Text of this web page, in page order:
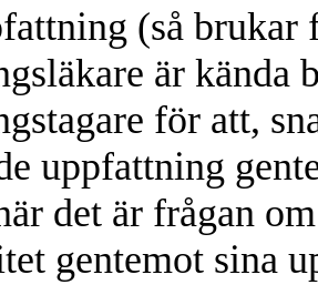
(så brukar
är kända
för att,
uppfattning
det är frågan
gentemot sina